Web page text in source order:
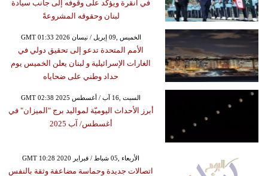
في أنقرة ويؤكد على وقوفه إلى جانب سيادة
لبنان وحقوقه المشروعةً
GMT 01:33 2026 الخميس ,09 إبريل / نيسان
الأمم المتحدة تدعو إلى تحقيق دولي في
الغارات الإسرائيلية و لبنان يعلن الخميس يوم
حداد وطني على ضحاياه
GMT 02:38 2025 السبت ,16 آب / أغسطس
أبرز الأحداث اليوميّة لمواليد برج "الميزان" في
أغسطس/ آب 2025
GMT 10:28 2020 الأربعاء ,05 شباط / فبراير
اتصالات جديدة وحماسة مضاعفة وثقة بالنفس